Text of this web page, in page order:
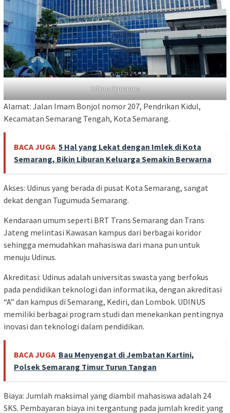
Udinus Semarang
Alamat: Jalan Imam Bonjol nomor 207, Pendrikan Kidul,
Kecamatan Semarang Tengah, Kota Semarang.
BACA JUGA 5 Hal yang Lekat dengan Imlek di Kota
Semarang, Bikin Liburan Keluarga Semakin Berwarna
Akses: Udinus yang berada di pusat Kota Semarang, sangat
dekat dengan Tugumuda Semarang.
Kendaraan umum seperti BRT Trans Semarang dan Trans
Jateng melintasi Kawasan kampus dari berbagai koridor
sehingga memudahkan mahasiswa dari mana pun untuk
menuju Udinus.
Akreditasi: Udinus adalah universitas swasta yang berfokus
pada pendidikan teknologi dan informatika, dengan akreditasi
“A” dan kampus di Semarang, Kediri, dan Lombok. UDINUS
memiliki berbagai program studi dan menekankan pentingnya
inovasi dan teknologi dalam pendidikan.
BACA JUGA Bau Menyengat di Jembatan Kartini,
Polsek Semarang Timur Turun Tangan
Biaya: Jumlah maksimal yang diambil mahasiswa adalah 24
SKS. Pembayaran biaya ini tergantung pada jumlah kredit yang